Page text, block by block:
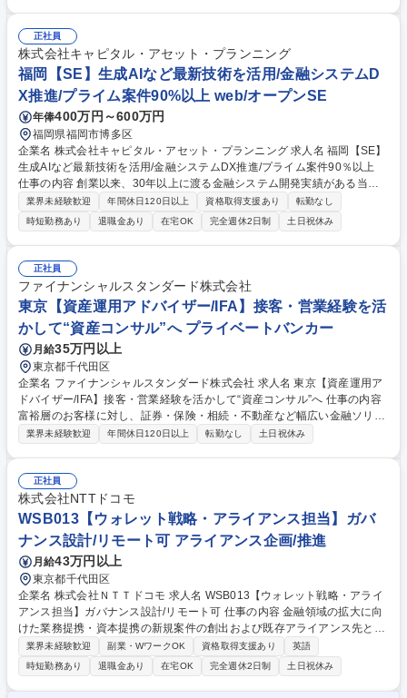
レーション強化および定期的な案件創出の支援 ■士業の顧問先（中小企業
および経営者・富裕層）に対する、IFAの専門性を活かした付加価値提供
スキームの立案 ■社内のコンサルタントと連携した、案件の進捗管理およ
びクロージングまでの全体調整 募集職種 東京【士業アライアンス営業】IF
A/士業ネットワークを活用した中小企業支援
正社員
株式会社キャピタル・アセット・プランニング
福岡【SE】生成AIなど最新技術を活用/金融システムD
X推進/プライム案件90%以上 web/オープンSE
年俸400万円～600万円
福岡県福岡市博多区
企業名 株式会社キャピタル・アセット・プランニング 求人名 福岡【SE】
生成AIなど最新技術を活用/金融システムDX推進/プライム案件90％以上
仕事の内容 創業以来、30年以上に渡る金融システム開発実績がある当社
は金融機関（特に生命保険業界）のフロントエンドシステムで国内TOPシ
ェアを誇ります。今回、大手金融機関向けWebシステム開発をお任せしま
す。 【世界水準の技術力をもったプロダクトが強み】 ■世界Fintechラン
キングTOP100に5年連続選出、生保を中心とした金融業界で導入シェアT
OPクラスを誇る、技術力の高いプロダクトを展開しています。 ■コンサル
ティングなどの上流工程から開発まで一気通貫したサービスを提供できて
いることに加え、金融業界の専門知識を持った社員が多く、お客様からの
高評価が、長期的な直取引に繋がっています。 募集職種 福岡【SE】生成
AIなど最新技術を活用/金融システムDX推進/プライム案件90％以上
業界未経験歓迎 年間休日120日以上 資格取得支援あり
転勤なし
時短勤務あり
退職金あり 在宅OK 完全週休2日制 土日祝休み
正社員
ファイナンシャルスタンダード株式会社
東京【資産運用アドバイザー/IFA】接客・営業経験を活
かして“資産コンサル”へ プライベートバンカー
月給35万円以上
東京都千代田区
企業名 ファイナンシャルスタンダード株式会社 求人名 東京【資産運用ア
ドバイザー/IFA】接客・営業経験を活かして“資産コンサル”へ 仕事の内容
富裕層のお客様に対し、証券・保険・相続・不動産など幅広い金融ソリュ
ーションをワンストップで提案します。セミナーや紹介を中心としたイン
策、不動産活用に関するコンサルティング ■プランの実行支援、および定
期的なアフターフォロー ■顧客満足度95％を誇る、顧客本位で質の高いコ
ンサルティングの提供 ■オンライン面談の実施等、DXを活用した効率的な
顧客対応 ※お客様の意向を最優先できる「中立的な立場」での提案が最大
の特徴です。 募集職種 東京【資産運用アドバイザー/IFA】接客・営業経験
を活かして“資産コンサル”へ
業界未経験歓迎 年間休日120日以上 転勤なし 土日祝休み
正社員
株式会社NTTドコモ
WSB013【ウォレット戦略・アライアンス担当】ガバ
ナンス設計/リモート可 アライアンス企画/推進
月給43万円以上
東京都千代田区
企業名 株式会社ＮＴＴドコモ 求人名 WSB013【ウォレット戦略・アライ
アンス担当】ガバナンス設計/リモート可 仕事の内容 金融領域の拡大に向
けた業務提携・資本提携の新規案件の創出および既存アライアンス先との
継続的な協業創出や、出資先管理をお任せします。下記業務に加え、プロ
ジェクトマネジメント・社内管理業務も期待します。 【提携前】■金融領
域の事業拡大・推進に向けたアライアンス戦略の策定■ターゲット企業の
選定や持ち込み案件への対応■ビジネス主管部のシナジー検討のサポート■
業界未経験歓迎 副業・WワークOK 資格取得支援あり
英語
時短勤務あり
退職金あり 在宅OK 完全週休2日制 土日祝休み